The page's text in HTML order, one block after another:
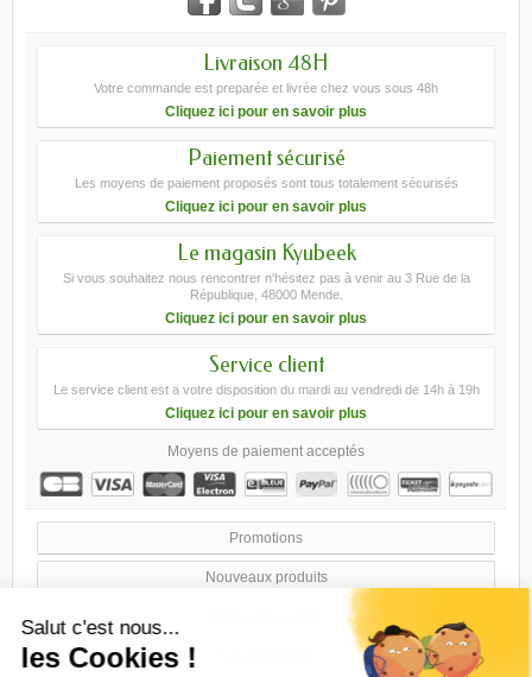
Livraison 48H
Votre commande est preparée et livrée chez vous sous 48h
Cliquez ici pour en savoir plus
Paiement sécurisé
Les moyens de paiement proposés sont tous totalement sécurisés
Cliquez ici pour en savoir plus
Le magasin Kyubeek
Si vous souhaitez nous rencontrer n'hésitez pas à venir au 3 Rue de la
République, 48000 Mende.
Cliquez ici pour en savoir plus
Service client
Le service client est a votre disposition du mardi au vendredi de 14h à 19h
Cliquez ici pour en savoir plus
Moyens de paiement acceptés
Promotions
Nouveaux produits